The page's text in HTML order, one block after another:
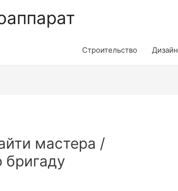
Строительство Дизайн
мастера /
бригаду